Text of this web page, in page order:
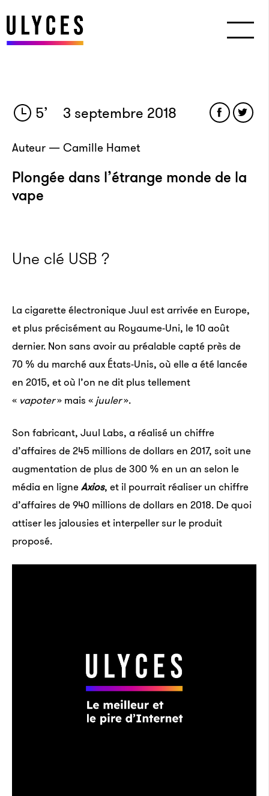
5’ 3 septembre 2018
Auteur — Camille Hamet
Plongée dans l’étrange monde de la
vape
Une clé USB ?
La cigarette électronique Juul est arrivée en Europe,
et plus précisément au Royaume-Uni, le 10 août
dernier. Non sans avoir au préalable capté près de
70 % du marché aux États-Unis, où elle a été lancée
en 2015, et où l’on ne dit plus tellement
« vapoter» mais « juuler».
Son fabricant, Juul Labs, a réalisé un chiffre
d’affaires de 245 millions de dollars en 2017, soit une
augmentation de plus de 300 % en un an selon le
média en ligne Axios, et il pourrait réaliser un chiffre
d’affaires de 940 millions de dollars en 2018. De quoi
attiser les jalousies et interpeller sur le produit
proposé.